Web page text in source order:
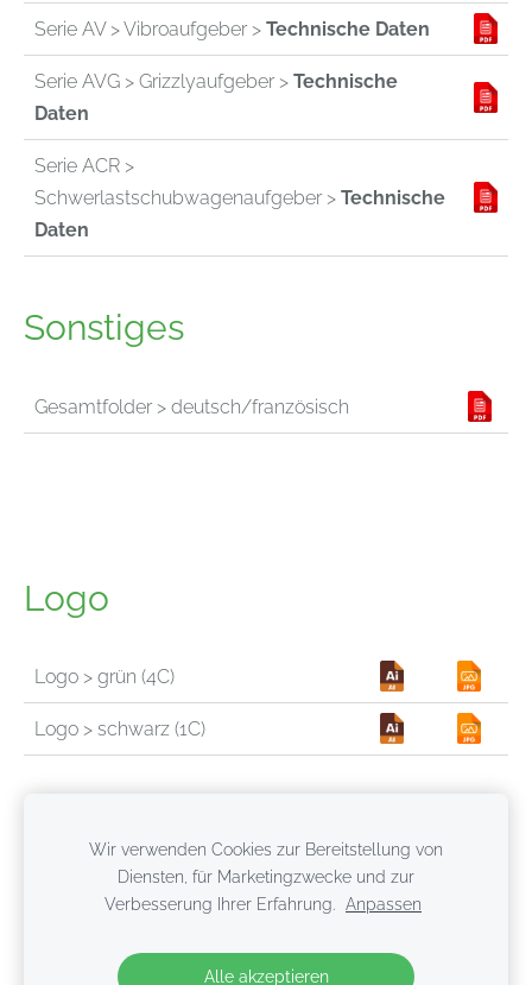
Serie AV > Vibroaufgeber > Technische Daten
Serie AVG > Grizzlyaufgeber > Technische
Daten
Serie ACR >
Schwerlastschubwagenaufgeber > Technische
Daten
Sonstiges
Gesamtfolder > deutsch/französisch
Logo
Logo > grün (4C)
Logo > schwarz (1C)
Wir verwenden Cookies zur Bereitstellung von
Diensten, für Marketingzwecke und zur
Verbesserung Ihrer Erfahrung.
Anpassen
Alle akzeptieren